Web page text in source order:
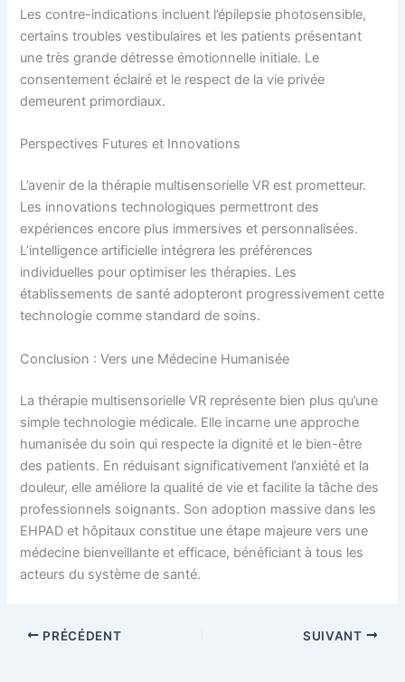
Les contre-indications incluent l’épilepsie photosensible,
certains troubles vestibulaires et les patients présentant
une très grande détresse émotionnelle initiale. Le
consentement éclairé et le respect de la vie privée
demeurent primordiaux.
Perspectives Futures et Innovations
L’avenir de la thérapie multisensorielle VR est prometteur.
Les innovations technologiques permettront des
expériences encore plus immersives et personnalisées.
L’intelligence artificielle intégrera les préférences
individuelles pour optimiser les thérapies. Les
établissements de santé adopteront progressivement cette
technologie comme standard de soins.
Conclusion : Vers une Médecine Humanisée
La thérapie multisensorielle VR représente bien plus qu’une
simple technologie médicale. Elle incarne une approche
humanisée du soin qui respecte la dignité et le bien-être
des patients. En réduisant significativement l’anxiété et la
douleur, elle améliore la qualité de vie et facilite la tâche des
professionnels soignants. Son adoption massive dans les
EHPAD et hôpitaux constitue une étape majeure vers une
médecine bienveillante et efficace, bénéficiant à tous les
acteurs du système de santé.
PRÉCÉDENT SUIVANT